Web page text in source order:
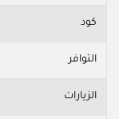
كود
التوافر
الزيارات